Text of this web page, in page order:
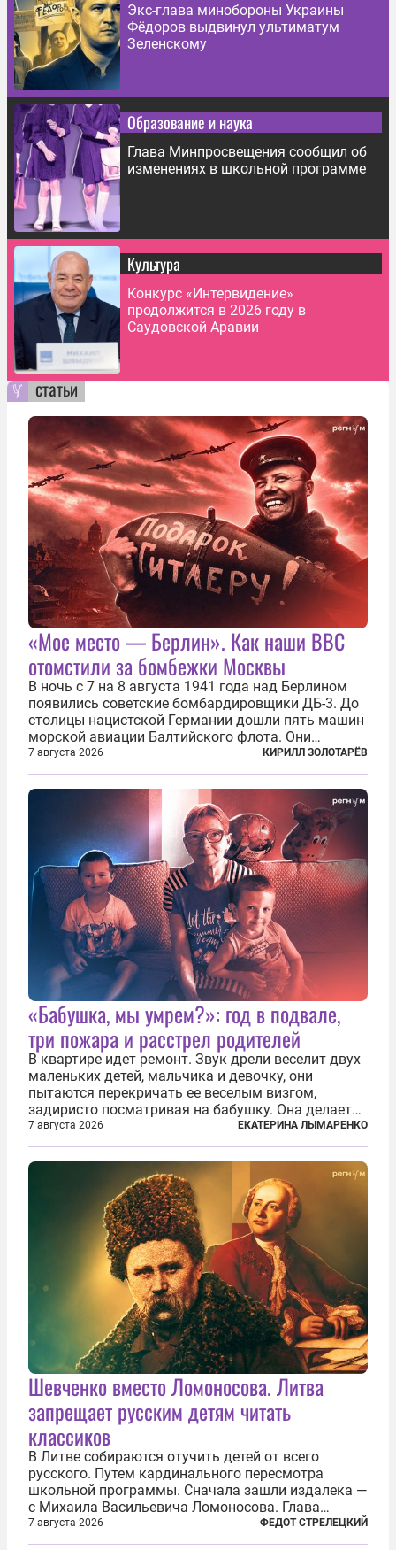
Экс-глава минобороны Украины
Фёдоров выдвинул ультиматум
Зеленскому
Образование и наука
Глава Минпросвещения сообщил об
изменениях в школьной программе
Культура
Конкурс «Интервидение»
продолжится в 2026 году в
Саудовской Аравии
статьи
«Мое место — Берлин». Как наши ВВС
отомстили за бомбежки Москвы
В ночь с 7 на 8 августа 1941 года над Берлином
появились советские бомбардировщики ДБ-3. До
столицы нацистской Германии дошли пять машин
морской авиации Балтийского флота. Они
сбросили бомбы на город, который в тот момент
жил в полной уверенности, что война идет где-то
далеко на востоке, Красная...
7 августа 2026 КИРИЛЛ ЗОЛОТАРЁВ
«Бабушка, мы умрем?»: год в подвале,
три пожара и расстрел родителей
В квартире идет ремонт. Звук дрели веселит двух
маленьких детей, мальчика и девочку, они
пытаются перекричать ее веселым визгом,
задиристо посматривая на бабушку. Она делает
им замечание, но внуки чувствуют, что она
сердится невсерьез. И это правда: дрель, конечно,
сверлит противно, но всё...
7 августа 2026 ЕКАТЕРИНА ЛЫМАРЕНКО
Шевченко вместо Ломоносова. Литва
запрещает русским детям читать
классиков
В Литве собираются отучить детей от всего
русского. Путем кардинального пересмотра
школьной программы. Сначала зашли издалека —
с Михаила Васильевича Ломоносова. Глава
правительства Литвы Миндаугас Синкявичюс
предложил исключить его тексты из программ
7 августа 2026 ФЕДОТ СТРЕЛЕЦКИЙ